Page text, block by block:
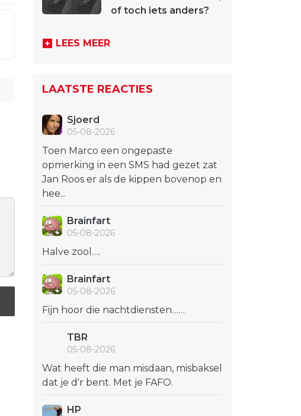
of toch iets anders?
LEES MEER
LAATSTE REACTIES
Sjoerd
05-08-2026
Toen Marco een ongepaste
opmerking in een SMS had gezet zat
Jan Roos er als de kippen bovenop en
hee...
Brainfart
05-08-2026
Halve zool….
Brainfart
05-08-2026
Fijn hoor die nachtdiensten……
TBR
05-08-2026
Wat heeft die man misdaan, misbaksel
dat je d'r bent. Met je FAFO.
HP